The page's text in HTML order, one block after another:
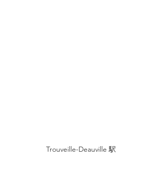
Trouveille-Deauville 駅